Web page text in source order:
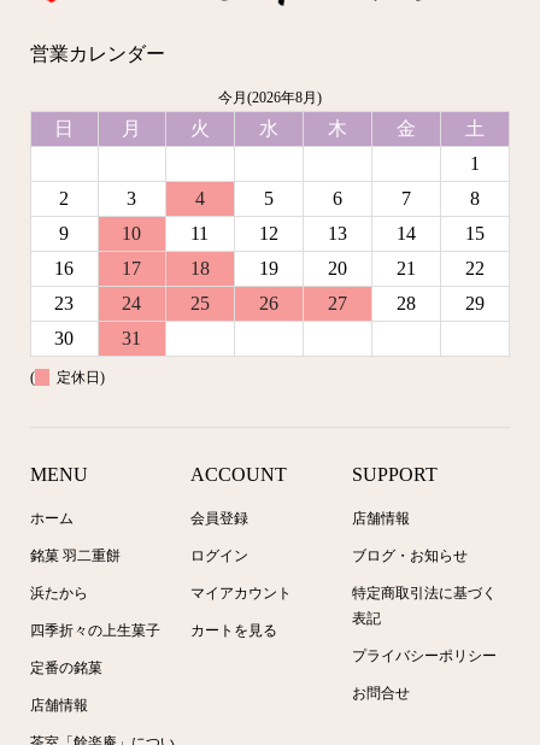
営業カレンダー
今月(2026年8月)
日 月 火 水 木 金
土
1
2
3 4 5 6 7
8
9
10 11 12 13 14
15
16
17 18 19 20 21
22
23
24 25 26 27 28
29
30
31
( 定休日)
MENU
ホーム
銘菓 羽二重餅
浜たから
四季折々の上生菓子
定番の銘菓
店舗情報
ACCOUNT
会員登録
ログイン
マイアカウント
カートを見る
SUPPORT
店舗情報
ブログ・お知らせ
特定商取引法に基づく
表記
プライバシーポリシー
お問合せ